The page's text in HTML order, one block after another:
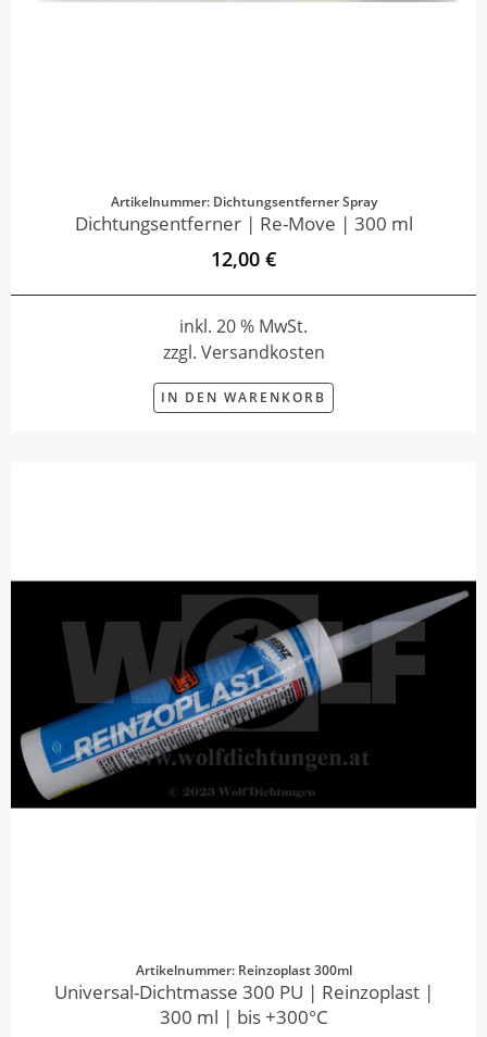
Artikelnummer: Dichtungsentferner Spray
Dichtungsentferner | Re-Move | 300 ml
12,00 €
inkl. 20 % MwSt.
zzgl. Versandkosten
IN DEN WARENKORB
Artikelnummer: Reinzoplast 300ml
Universal-Dichtmasse 300 PU | Reinzoplast |
300 ml | bis +300°C